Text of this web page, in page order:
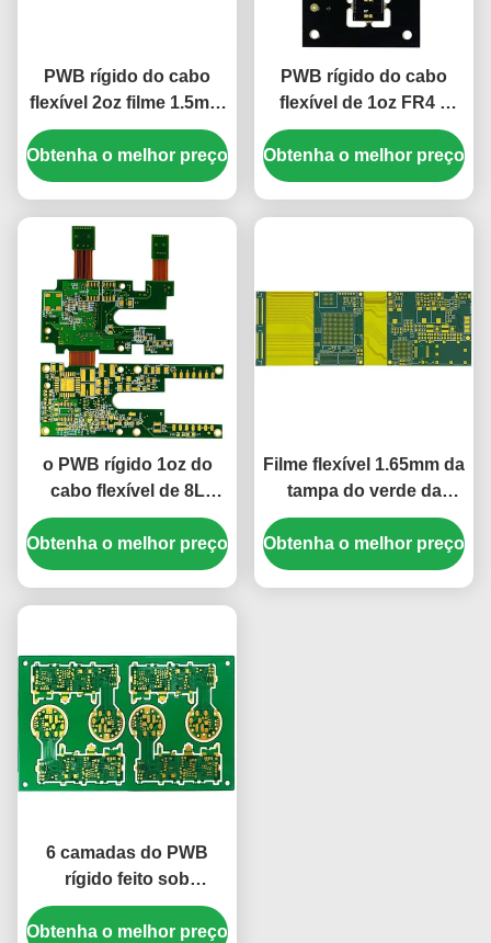
PWB rígido do cabo
flexível 2oz filme 1.5mm
branco da tampa do
verde de ENIG de 8
camadas
Obtenha o melhor preço
PWB rígido do cabo
flexível de 1oz FR4 8
camadas do filme verde
da tampa do PWB 1mm
branco
Obtenha o melhor preço
o PWB rígido 1oz do
cabo flexível de 8L
1.2mm imprimiu placas
de circuito
85.19*73.3mm
Obtenha o melhor preço
Filme flexível 1.65mm da
tampa do verde da
fabricação do PWB de 8
camadas FR4
Obtenha o melhor preço
6 camadas do PWB
rígido feito sob
encomenda 0.9mm do
cabo flexível verdes
Obtenha o melhor preço